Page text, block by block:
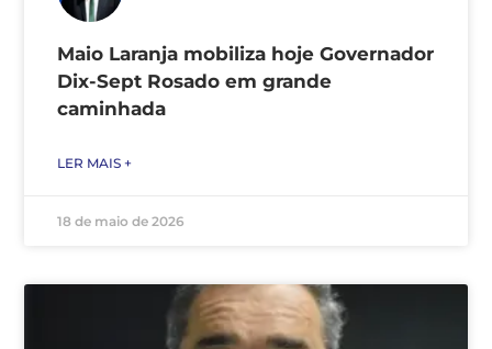
Maio Laranja mobiliza hoje Governador
Dix-Sept Rosado em grande
caminhada
LER MAIS +
18 de maio de 2026